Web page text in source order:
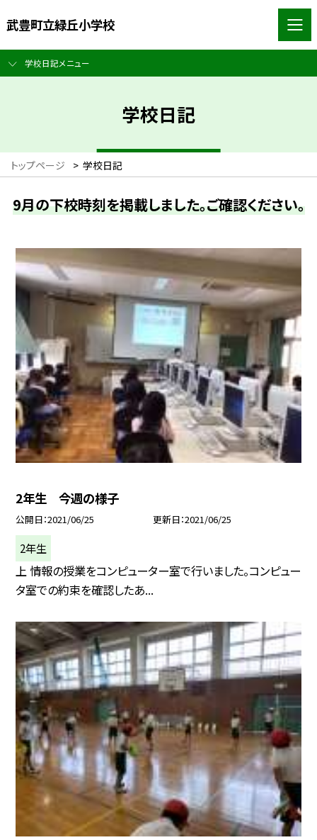
武豊町立緑丘小学校
学校日記メニュー
学校日記
トップページ > 学校日記
9月の下校時刻を掲載しました。ご確認ください。
2年生 今週の様子
公開日 2021/06/25 更新日 2021/06/25
2年生
上 情報の授業をコンピューター室で行いました。コンピュー
タ室での約束を確認したあ...